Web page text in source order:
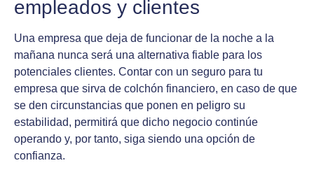
empleados y clientes
Una empresa que deja de funcionar de la noche a la
mañana nunca será una alternativa fiable para los
potenciales clientes. Contar con un seguro para tu
empresa que sirva de colchón financiero, en caso de que
se den circunstancias que ponen en peligro su
estabilidad, permitirá que dicho negocio continúe
operando y, por tanto, siga siendo una opción de
confianza.